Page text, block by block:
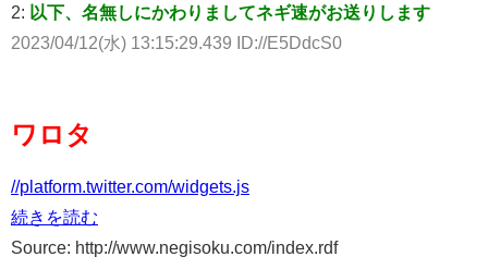
2: 以下、名無しにかわりましてネギ速がお送りします
2023/04/12(水) 13:15:29.439 ID://E5DdcS0
ワロタ
//platform.twitter.com/widgets.js
続きを読む
Source: http://www.negisoku.com/index.rdf